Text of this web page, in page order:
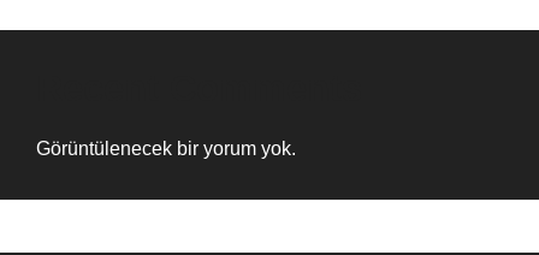
Görüntülenecek bir yorum yok.